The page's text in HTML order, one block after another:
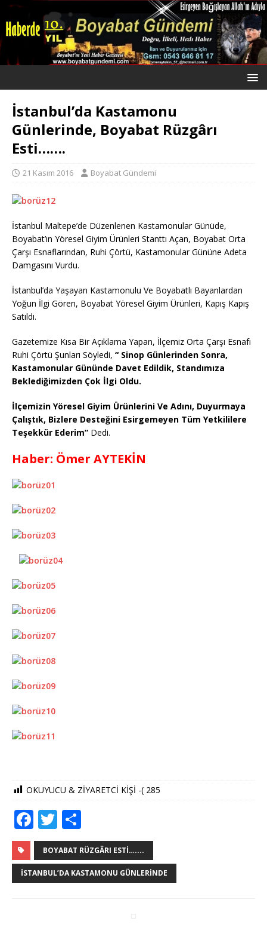
İstanbul’da Kastamonu
Günlerinde, Boyabat Rüzgârı
Esti…….
21 Kasım 2016 Boyabat Gündemi
İstanbul Maltepe’de Düzenlenen Kastamonular Günüde,
Boyabat’ın Yöresel Giyim Ürünleri Stanttı Açan, Boyabat Orta
Çarşı Esnaflarından, Ruhi Çörtü, Kastamonular Gününe Adeta
Damgasını Vurdu.
İstanbul’da Yaşayan Kastamonulu Ve Boyabatlı Bayanlardan
Yoğun İlgi Gören, Boyabat Yöresel Giyim Ürünleri, Kapış Kapış
Satıldı.
Gazetemize Kısa Bir Açıklama Yapan, İlçemiz Orta Çarşı Esnafı
Ruhi Çörtü Şunları Söyledi, “ Sinop Günlerinden Sonra,
Kastamonular Gününde Davet Edildik, Standımıza
Beklediğimizden Çok İlgi Oldu.
İlçemizin Yöresel Giyim Ürünlerini Ve Adını, Duyurmaya
Çalıştık, Bizlere Desteğini Esirgemeyen Tüm Yetkililere
Teşekkür Ederim” Dedi.
Haber: Ömer AYTEKİN
OKUYUCU & ZİYARETCİ KİŞİ -( 285
F
a
c
e
T
w
it
te
h
ar
e
BOYABAT RÜZGÂRI ESTI…....
İSTANBUL’DA KASTAMONU GÜNLERINDE